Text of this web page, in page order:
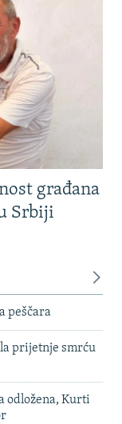
građana
Srbiji
peščara
prijetnje smrću
odložena, Kurti